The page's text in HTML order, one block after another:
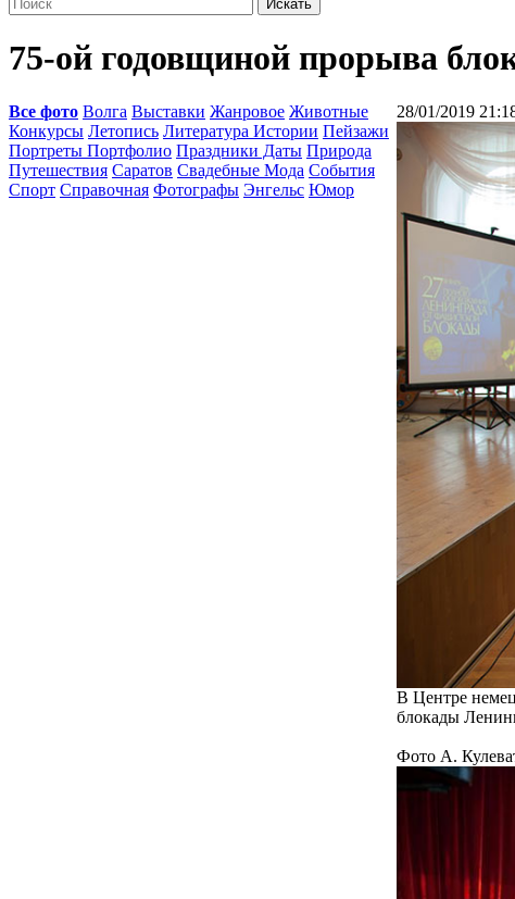
75-ой годовщиной прорыва
Все фото Волга Выставки Жанровое Животные
Конкурсы Летопись Литература Истории Пейзажи
Портреты Портфолио Праздники Даты Природа
Путешествия Саратов Свадебные Мода События
Спорт Справочная Фотографы Энгельс Юмор
28/01/2019
В Центре
блокады
Фото А.